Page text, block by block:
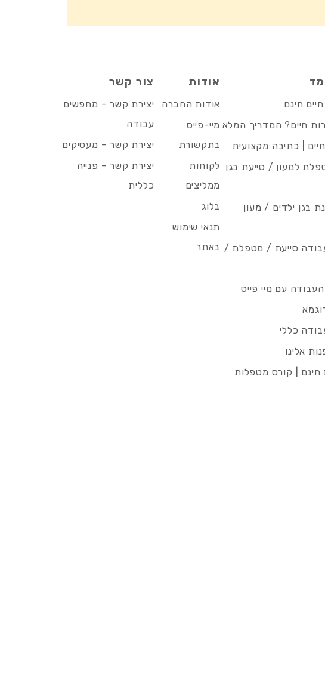
חינם
חיים? המדריך המלא
| כתיבה מקצועית
למעון / סייעת בגן
בגן ילדים / מעון
עבודה סייעת / מטפלת /
עם מיי פייס
כללי
אלינו
חינם | קורס מטפלות
אודות
אודות החברה
מיי-פייס
בתקשורת
לקוחות
ממליצים
בלוג
תנאי שימוש
באתר
צור קשר
יצירת קשר – מחפשים
עבודה
יצירת קשר – מעסיקים
יצירת קשר – פנייה
כללית